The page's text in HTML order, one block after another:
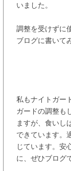
いました。
調整を受けずに
ブログに書いて
私もナイトガー
ガードの調整も
ますが、食いし
できています。
じています。安
に、ぜひブログ